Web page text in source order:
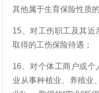
其他属于生育保险性质
15、对工伤职工及其近
取得的工伤保险待遇；
16、对个体工商户或个
业从事种植业、养殖业